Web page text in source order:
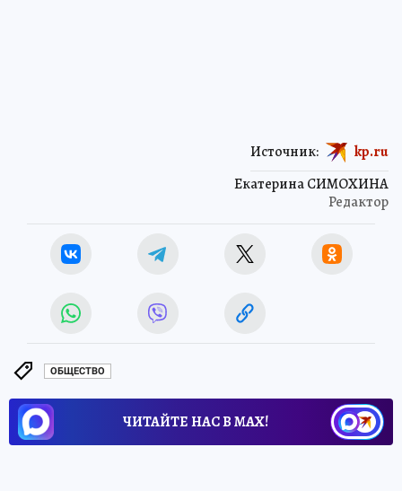
Екатерина СИМОХИНА
Редактор
Источник: kp.ru
ОБЩЕСТВО
ЧИТАЙТЕ НАС В МАХ!